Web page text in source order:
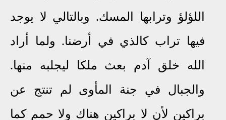
اللؤلؤ وترابها المسك. وبالتالي لا يوجد
فيها تراب كالذي في أرضنا. ولما أراد
الله خلق آدم بعث ملكا ليجلبه منها.
والجبال في جنة المأوى لم تنتج عن
براكين لأن لا براكين هناك ولا حمم كما